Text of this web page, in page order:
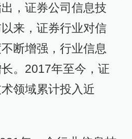
，证券公司信息技
来，证券行业对信
断增强，行业信息
。2017年至今，证
领域累计投入近